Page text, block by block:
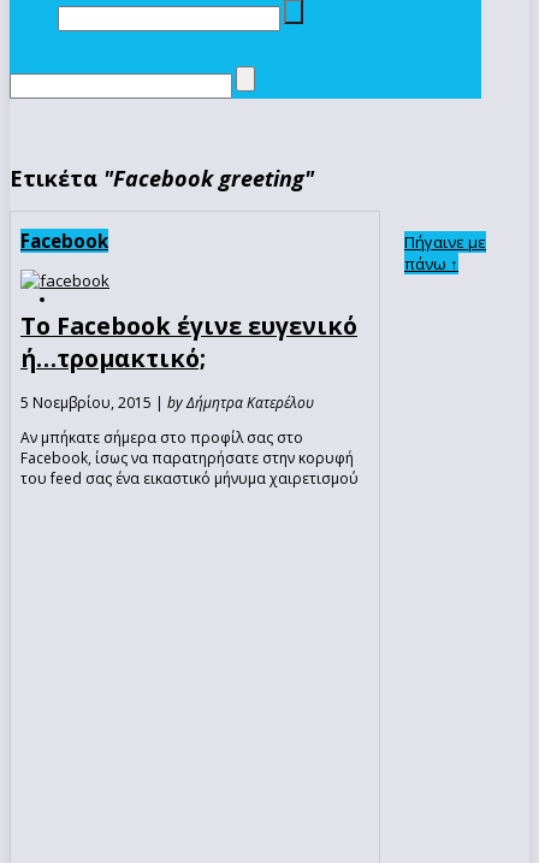
Ετικέτα "Facebook greeting"
Facebook
Το Facebook έγινε ευγενικό
ή…τρομακτικό;
5 Νοεμβρίου, 2015 | by Δήμητρα Κατερέλου
Αν μπήκατε σήμερα στο προφίλ σας στο
Facebook, ίσως να παρατηρήσατε στην κορυφή
του feed σας ένα εικαστικό μήνυμα χαιρετισμού
Πήγαινε με
πάνω ↑